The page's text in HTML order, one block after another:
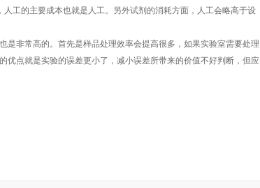
工的主要成本也就是人工。另外试剂的消耗方面，人工会略高于设
非常高的。首先是样品处理效率会提高很多，如果实验室需要处理
优点就是实验的误差更小了，减小误差所带来的价值不好判断，但应